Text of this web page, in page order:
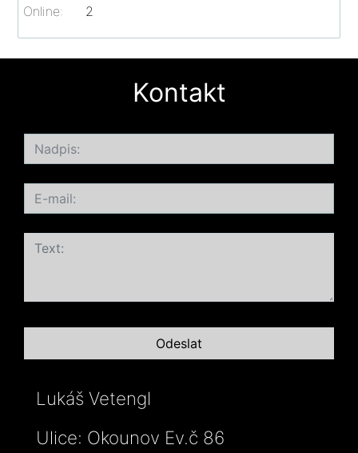
Online: 2
Kontakt
Lukáš Vetengl
Ulice: Okounov Ev.č 86